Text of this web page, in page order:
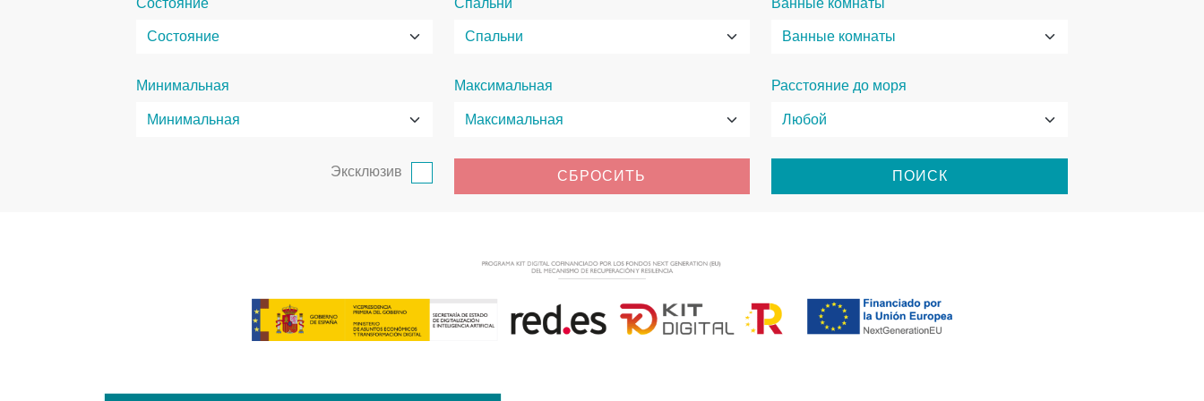
Состояние Спальни Ванные комнаты
Минимальная Максимальная Расстояние до моря
Эксклюзив СБРОСИТЬ ПОИСК